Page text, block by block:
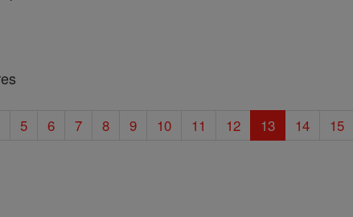
5 6 7 8 9 10 11 12 13 14 15